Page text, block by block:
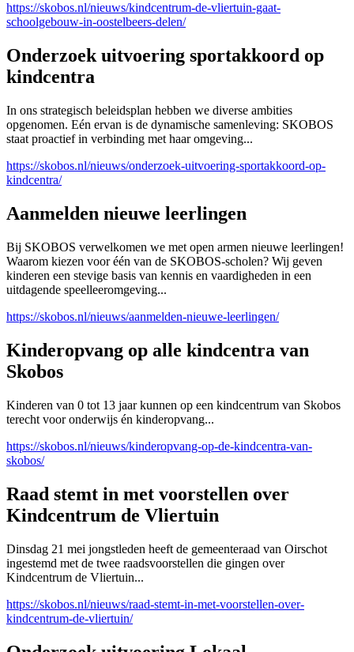
https://skobos.nl/nieuws/kindcentrum-de-vliertuin-gaat-
schoolgebouw-in-oostelbeers-delen/
Onderzoek uitvoering sportakkoord op
kindcentra
In ons strategisch beleidsplan hebben we diverse ambities
opgenomen. Eén ervan is de dynamische samenleving: SKOBOS
staat proactief in verbinding met haar omgeving...
https://skobos.nl/nieuws/onderzoek-uitvoering-sportakkoord-op-
kindcentra/
Aanmelden nieuwe leerlingen
Bij SKOBOS verwelkomen we met open armen nieuwe leerlingen!
Waarom kiezen voor één van de SKOBOS-scholen? Wij geven
kinderen een stevige basis van kennis en vaardigheden in een
uitdagende speelleeromgeving...
https://skobos.nl/nieuws/aanmelden-nieuwe-leerlingen/
Kinderopvang op alle kindcentra van
Skobos
Kinderen van 0 tot 13 jaar kunnen op een kindcentrum van Skobos
terecht voor onderwijs én kinderopvang...
https://skobos.nl/nieuws/kinderopvang-op-de-kindcentra-van-
skobos/
Raad stemt in met voorstellen over
Kindcentrum de Vliertuin
Dinsdag 21 mei jongstleden heeft de gemeenteraad van Oirschot
ingestemd met de twee raadsvoorstellen die gingen over
Kindcentrum de Vliertuin...
https://skobos.nl/nieuws/raad-stemt-in-met-voorstellen-over-
kindcentrum-de-vliertuin/